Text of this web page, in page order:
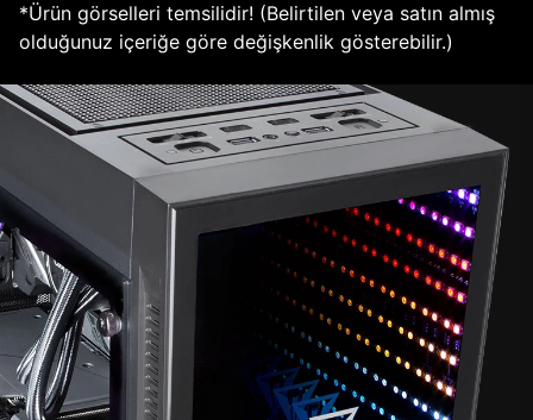
*Ürün görselleri temsilidir! (Belirtilen veya satın almış
olduğunuz içeriğe göre değişkenlik gösterebilir.)